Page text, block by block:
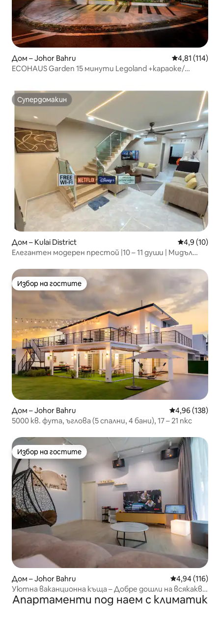
Дом – Johor Bahru Средна
4,81 (114)
ECOHAUS Garden 15 минути Legoland +караоке/
Супердомакин
Супердомакин
Дом – Kulai District Средна
4,9 (10)
Елегантен модерен престой |10 – 11 души | Мидъл
Избор на гостите
Избор на гостите
Дом – Johor Bahru Средна
4,96 (138)
5000 кв. фута, ъглова (5 спални, 4 бани), 17 – 21 пкс
Избор на гостите
Избор на гостите
Дом – Johor Bahru Средна
4,94 (116)
Уютна ваканционна къща – Добре дошли на всякакви
партита
Апартаменти под наем с климатик